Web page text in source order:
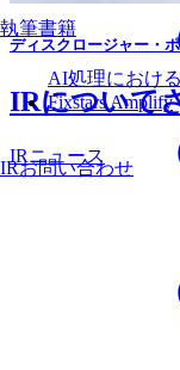
執筆書籍
AI処理におけ
Fixstars Amplify
IRお問い合わせ
ディスクロージャー・
IRについて
IRニュース